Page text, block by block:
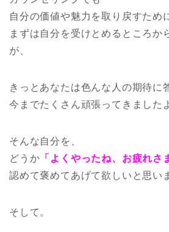
自分の価値や魅力を取り戻すため
まずは自分を受けとめるところか
が、
きっとあなたは色んな人の期待に
今までたくさん頑張ってきました
そんな自分を、
どうか 「よくやったね、お疲れさ
認めて褒めてあげて欲しいと思い
そして。